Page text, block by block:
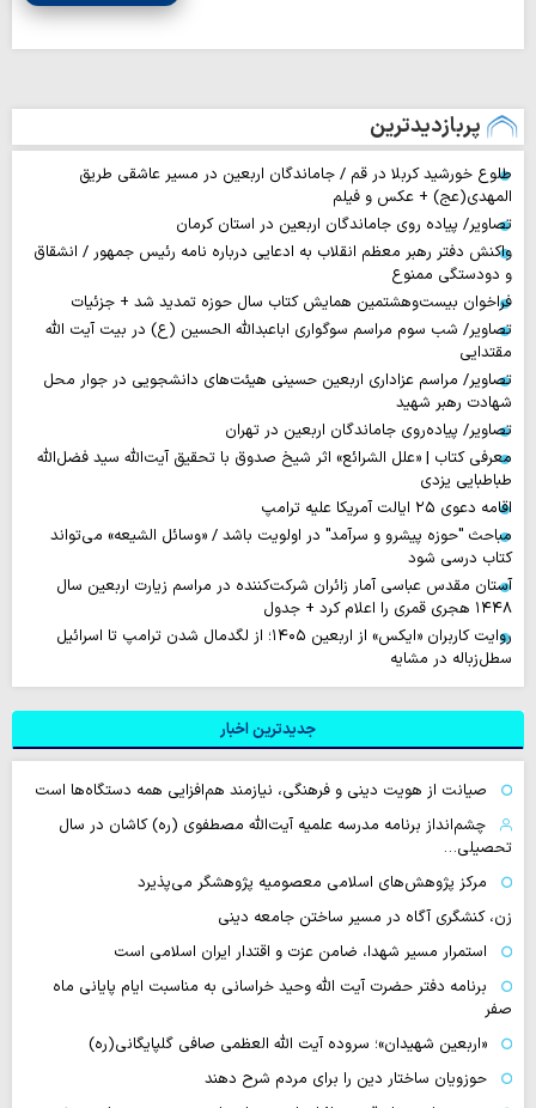
پربازدیدترین
طلوع خورشید کربلا در قم / جاماندگان اربعین در مسیر عاشقی طریق
المهدی(عج) + عکس و فیلم
تصاویر/ پیاده روی جاماندگان اربعین در استان کرمان
واکنش دفتر رهبر معظم انقلاب به ادعایی درباره نامه رئیس جمهور / انشقاق
و دودستگی ممنوع
فراخوان بیست‌وهشتمین همایش کتاب سال حوزه تمدید شد + جزئیات
تصاویر/ شب سوم مراسم سوگواری اباعبدالله الحسین (ع) در بیت آیت الله
مقتدایی
تصاویر/ مراسم عزاداری اربعین حسینی هیئت‌های دانشجویی در جوار محل
شهادت رهبر شهید
تصاویر/ پیاده‌روی جاماندگان اربعین در تهران
معرفی کتاب | «علل الشرائع» اثر شیخ صدوق با تحقیق آیت‌الله سید فضل‌الله
طباطبایی یزدی
اقامه دعوی ۲۵ ایالت آمریکا علیه ترامپ
مباحث "حوزه پیشرو و سرآمد" در اولویت باشد / «وسائل الشیعه» می‌تواند
کتاب درسی شود
آستان مقدس عباسی آمار زائران شرکت‌کننده در مراسم زیارت اربعین سال
۱۴۴۸ هجری قمری را اعلام کرد + جدول
روایت‌ کاربران «ایکس» از اربعین ۱۴۰۵؛ از لگدمال شدن ترامپ تا اسرائیل
سطل‌زباله‌ در مشایه
جدیدترین اخبار
صیانت از هویت دینی و فرهنگی، نیازمند هم‌افزایی همه دستگاه‌ها است
چشم‌انداز برنامه مدرسه علمیه آیت‌الله مصطفوی (ره) کاشان در سال
تحصیلی…
مرکز پژوهش‌های اسلامی معصومیه پژوهشگر می‌پذیرد
زن، کنشگری آگاه در مسیر ساختن جامعه دینی
استمرار مسیر شهدا، ضامن عزت و اقتدار ایران اسلامی است
برنامه دفتر حضرت آیت الله وحید خراسانی به مناسبت ایام پایانی ماه
صفر
«اربعین شهیدان»؛ سروده آیت الله العظمی صافی گلپایگانی(ره)
حوزویان ساختار دین را برای مردم شرح دهند